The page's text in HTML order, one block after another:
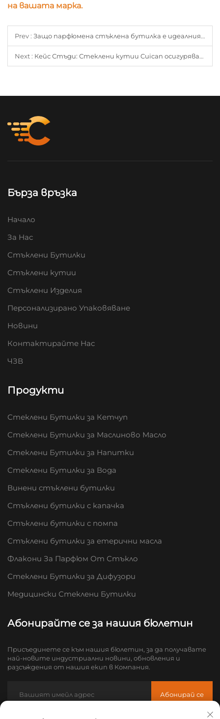
на вашата марка.
Prev : Защо парфюмена стъклена бутилка е идеалният контейнер за душата на вашия бренд?
Next : Кейс Стъди: Стеклени кутии Cuican осигуряват нова премиум линия за напитки в Чили
Бърза връзка
Начало
За Нас
Стъклени Бутилки
Стъклени кутии
Стъклени Изделия
Персонализирано Упаковяване
Новини
Контактирайте Нас
ЧЗВ
Продукти
Стеклени Бутилки за Кетчуп
Стеклени Бутилки за Маслиново Масло
Стеклени Бутилки за Напитки
Стеклени Бутилки за Вода
Винени стъклени бутилки
Стъклени бутилки с капачка
Стъклени бутилки с помпа
Стъклени бутилки за етерични масла
Флакони За Парфюм От Стъкло
Стеклени Бутилки за Дифузори
Медицински Стеклени Бутилки
Абонирайте се за нашия бюлетин
Присъединете се към нашия бюлетин, за да получавате
най-новите индустриални новини, обновления и
разсъждения от нашия екип в Компания.
Абонирай се